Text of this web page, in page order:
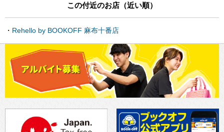
この付近のお店（近い順）
Rehello by BOOKOFF 麻布十番店